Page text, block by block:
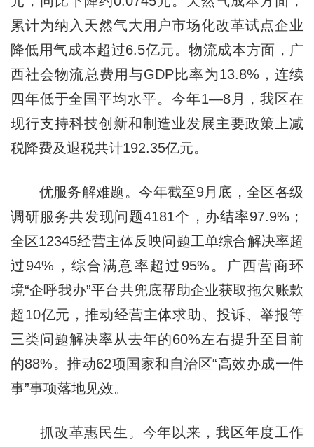
累计为纳入天然气大用户市场化改革试点企业
降低用气成本超过6.5亿元。物流成本方面，广
西社会物流总费用与GDP比率为13.8%，连续
四年低于全国平均水平。今年1—8月，我区在
现行支持科技创新和制造业发展主要政策上减
税降费及退税共计192.35亿元。
优服务解难题。今年截至9月底，全区各级
调研服务共发现问题4181个，办结率97.9%；
全区12345经营主体反映问题工单综合解决率超
过94%，综合满意率超过95%。广西营商环
境“企呼我办”平台共兜底帮助企业获取拖欠账款
超10亿元，推动经营主体求助、投诉、举报等
三类问题解决率从去年的60%左右提升至目前
的88%。推动62项国家和自治区“高效办成一件
事”事项落地见效。
抓改革惠民生。今年以来，我区年度工作